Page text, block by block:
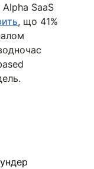
Alpha SaaS
, що 41%